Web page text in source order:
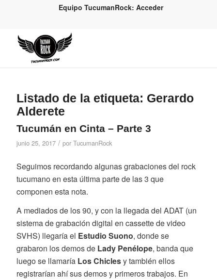
Equipo TucumanRock: Acceder
Listado de la etiqueta: Gerardo
Alderete
Tucumán en Cinta – Parte 3
junio 25, 2017 / por TucumanRock
Seguimos recordando algunas grabaciones del rock
tucumano en esta última parte de las 3 que
componen esta nota.
A mediados de los 90, y con la llegada del ADAT (un
sistema de grabación digital en cassette de video
SVHS) llegaría el Estudio Suono, donde se
grabaron los demos de Lady Penélope, banda que
luego se llamaría Los Chiclesy también ellos
registrarían ahí sus demos y primeros trabajos. En